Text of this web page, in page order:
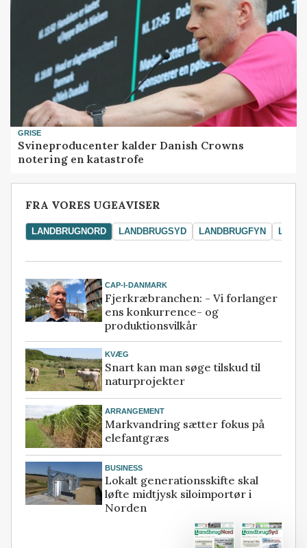
GRISE
Svineproducenter kalder Danish Crowns
notering en katastrofe
FRA VORES UGEAVISER
LANDBRUGNORD LANDBRUGSYD LANDBRUGFYN
CAP-I-DANMARK
Fjerkræbranchen: - Vi forlanger
ens konkurrence- og
produktionsvilkår
KVÆG
Snart kan man søge tilskud til
naturprojekter
ARRANGEMENT
Markvandring sætter fokus på
elefantgræs
BUSINESS
Lokalt generationsskifte skal
løfte midtjysk siloimportør i
Norden